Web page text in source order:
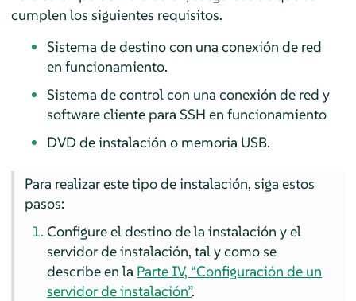
cumplen los siguientes requisitos.
Sistema de destino con una conexión de red
en funcionamiento.
Sistema de control con una conexión de red y
software cliente para SSH en funcionamiento
DVD de instalación o memoria USB.
Para realizar este tipo de instalación, siga estos
pasos:
Configure el destino de la instalación y el
servidor de instalación, tal y como se
describe en la Parte IV, “Configuración de un
servidor de instalación”.